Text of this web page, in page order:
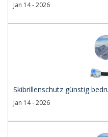
Jan 14 - 2026
Skibrillenschutz günstig
Jan 14 - 2026